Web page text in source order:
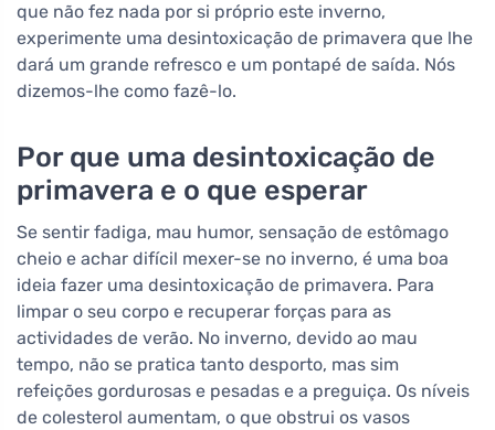
que não fez nada por si próprio este inverno,
experimente uma desintoxicação de primavera que lhe
dará um grande refresco e um pontapé de saída. Nós
dizemos-lhe como fazê-lo.
Por que uma desintoxicação de
primavera e o que esperar
Se sentir fadiga, mau humor, sensação de estômago
cheio e achar difícil mexer-se no inverno, é uma boa
ideia fazer uma desintoxicação de primavera. Para
limpar o seu corpo e recuperar forças para as
actividades de verão. No inverno, devido ao mau
tempo, não se pratica tanto desporto, mas sim
refeições gordurosas e pesadas e a preguiça. Os níveis
de colesterol aumentam, o que obstrui os vasos